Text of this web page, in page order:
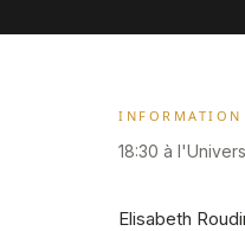
INFORMATION
18:30 à
Elisabeth